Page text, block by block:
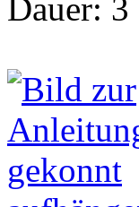
Dauer: 3